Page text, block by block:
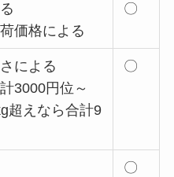
価格による
〇
による
3000円位～
超えなら合計9
〇
〇